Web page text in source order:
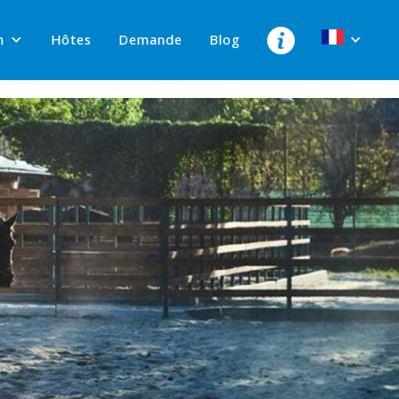
Hôtes Demande Blog